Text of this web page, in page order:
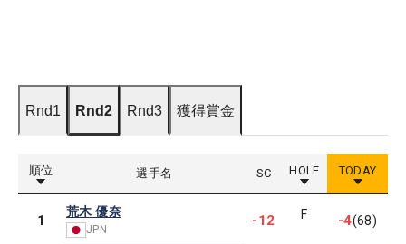
Rnd1 Rnd2 Rnd3 獲得賞金
順位 選手名 SC HOLE TODAY
1
荒木 優奈
JPN
-12 F -4(68)